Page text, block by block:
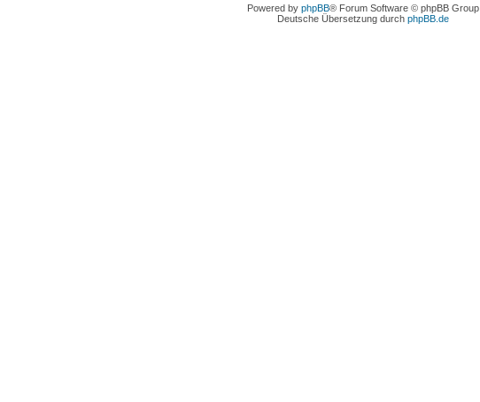
Powered by phpBB® Forum Software © phpBB Group
Deutsche Übersetzung durch phpBB.de